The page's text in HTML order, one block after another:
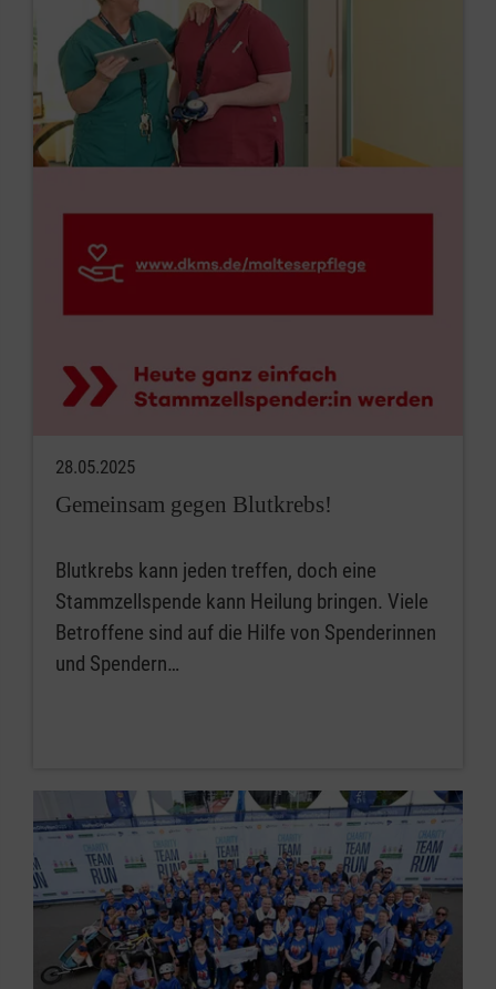
28.05.2025
Gemeinsam gegen Blutkrebs!
Blutkrebs kann jeden treffen, doch eine
Stammzellspende kann Heilung bringen. Viele
Betroffene sind auf die Hilfe von Spenderinnen
und Spendern…